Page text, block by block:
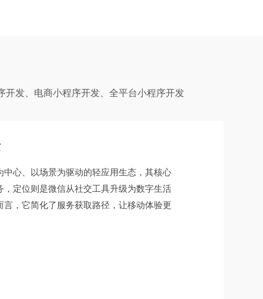
发、电商小程序开发、全平台小程序开发
中心、以场景为驱动的轻应用生态，其核心
，定位则是微信从社交工具升级为数字生活
，它简化了服务获取路径，让移动体验更